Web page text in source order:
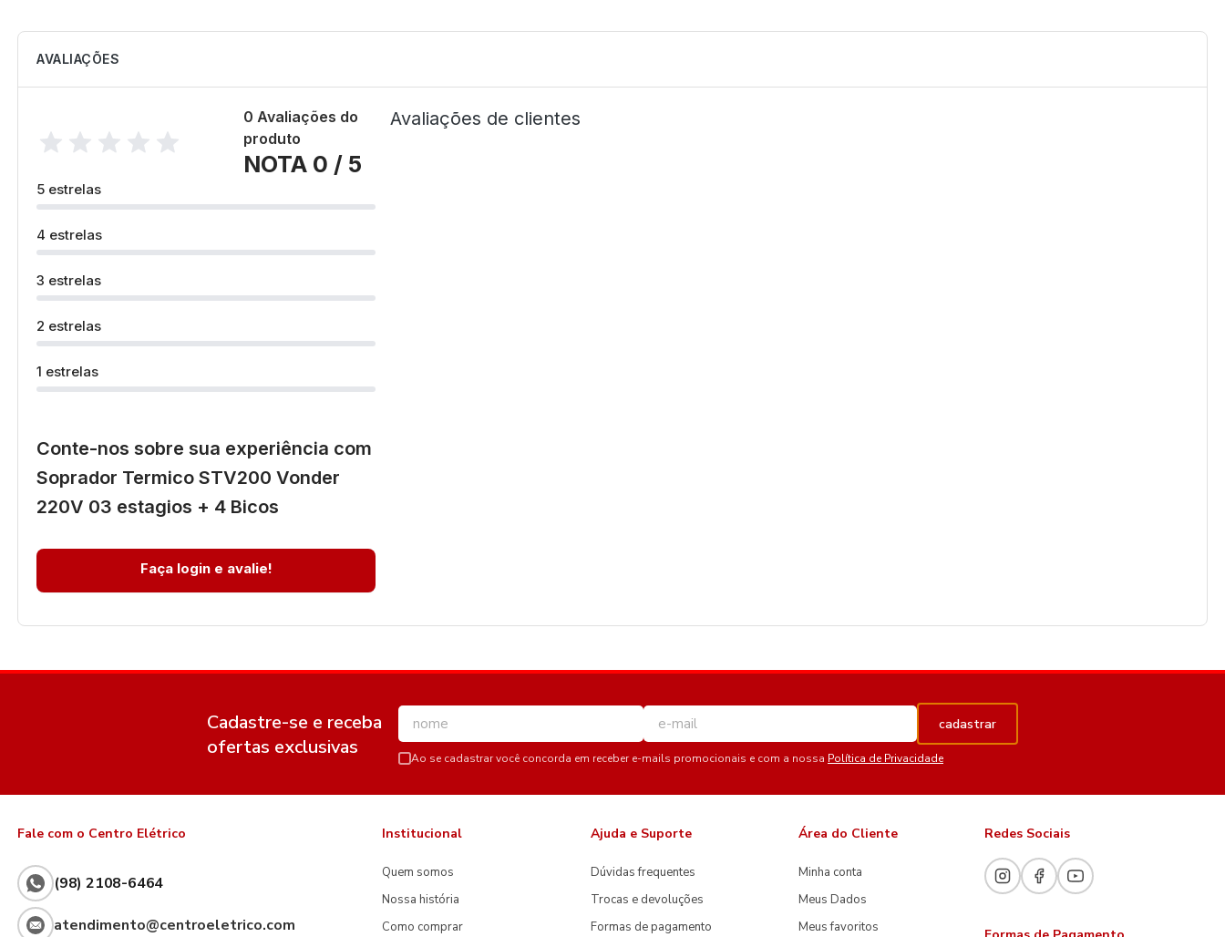
AVALIAÇÕES
0 Avaliações do
produto
NOTA 0 / 5
5 estrelas
4 estrelas
3 estrelas
2 estrelas
1 estrelas
Conte-nos sobre sua experiência com
Soprador Termico STV200 Vonder
220V 03 estagios + 4 Bicos
Faça login e avalie!
Avaliações de clientes
Cadastre-se e receba
ofertas exclusivas
cadastrar
Ao se cadastrar você concorda em receber e-mails promocionais e com a nossa Política de Privacidade
Fale com o Centro Elétrico
(98) 2108-6464
atendimento@centroeletrico.com
Institucional
Quem somos
Nossa história
Como comprar
Ajuda e Suporte
Dúvidas frequentes
Trocas e devoluções
Formas de pagamento
Área do Cliente
Minha conta
Meus Dados
Meus favoritos
Redes Sociais